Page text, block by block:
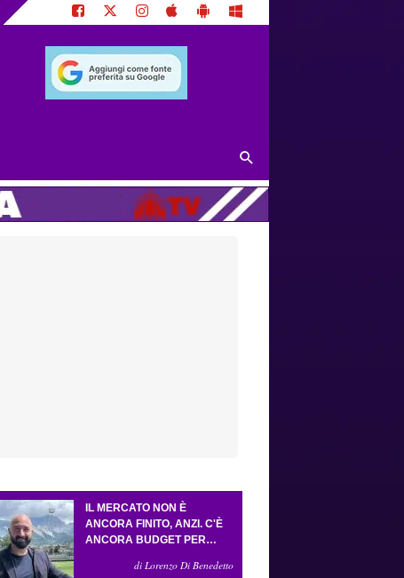
IL MERCATO NON È
ANCORA FINITO, ANZI. C'È
ANCORA BUDGET PER
COLPO IMPORTANTE E
di Lorenzo Di Benedetto